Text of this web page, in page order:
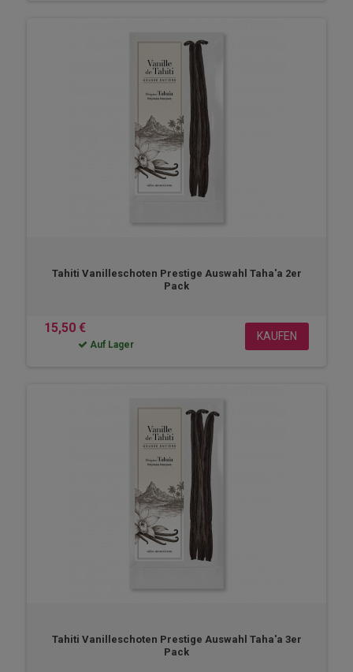
Tahiti Vanilleschoten Prestige Auswahl Taha'a 2er
Pack
15,50 €
Auf Lager
KAUFEN
Tahiti Vanilleschoten Prestige Auswahl Taha'a 3er
Pack